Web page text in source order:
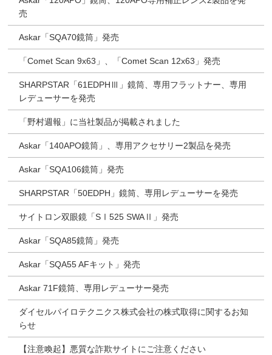
売
Askar「SQA70鏡筒」発売
「Comet Scan 9x63」、「Comet Scan 12x63」発売
SHARPSTAR「61EDPHⅢ」鏡筒、専用フラットナー、専用
レデューサーを発売
「野村週報」に当社製品が掲載されました
Askar「140APO鏡筒」、専用アクセサリー2製品を発売
Askar「SQA106鏡筒」発売
SHARPSTAR「50EDPH」鏡筒、専用レデューサーを発売
サイトロン双眼鏡「SⅠ525 SWAⅡ」発売
Askar「SQA85鏡筒」発売
Askar「SQA55 AFキット」発売
Askar 71F鏡筒、専用レデューサー発売
ダイセルパイロテクニクス株式会社の株式取得に関するお知
らせ
【注意喚起】悪質な詐欺サイトにご注意ください